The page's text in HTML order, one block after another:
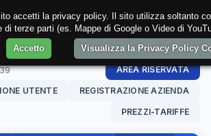
AREA RISERVATA
UTENTE REGISTRAZIONE AZIENDA
PREZZI-TARIFFE
accetti la privacy policy. Il sito utilizza soltanto
terze parti (es. Mappe di Google o Video di
Accetto
Visualizza la Privacy Policy